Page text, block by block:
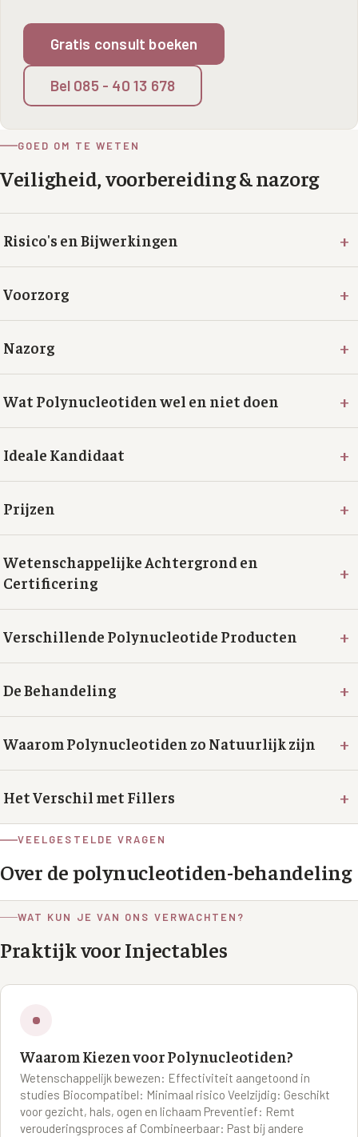
Gratis consult boeken
Bel 085 - 40 13 678
GOED OM TE WETEN
Veiligheid, voorbereiding & nazorg
Risico's en Bijwerkingen +
Voorzorg +
Nazorg +
Wat Polynucleotiden wel en niet doen +
Ideale Kandidaat +
Prijzen +
Wetenschappelijke Achtergrond en
Certificering
+
Verschillende Polynucleotide Producten +
De Behandeling +
Waarom Polynucleotiden zo Natuurlijk zijn +
Het Verschil met Fillers +
VEELGESTELDE VRAGEN
Over depolynucleotiden-behandeling
WAT KUN JE VAN ONS VERWACHTEN?
Praktijk voor Injectables
Waarom Kiezen voor Polynucleotiden?
Wetenschappelijk bewezen: Effectiviteit aangetoond in
studies Biocompatibel: Minimaal risico Veelzijdig: Geschikt
voor gezicht, hals, ogen en lichaam Preventief: Remt
verouderingsproces af Combineerbaar: Past bij andere